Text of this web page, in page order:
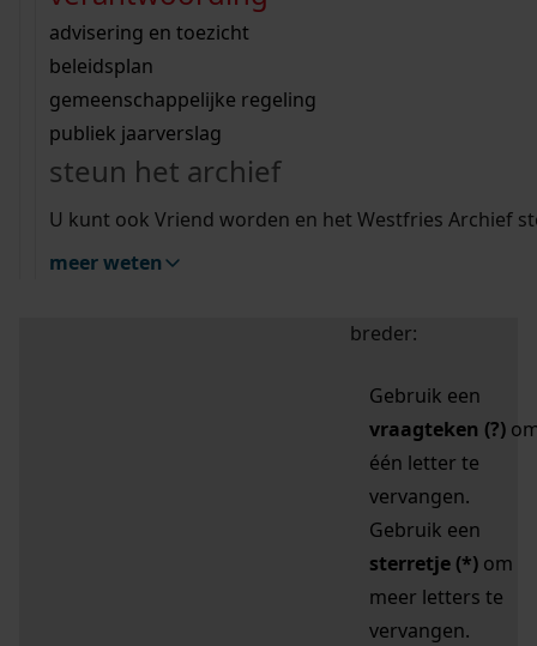
bouwvergunningen
omgevingsvergunningen
vergunningen
beeld en geluid
uitleg nodig?
Wij helpen u op weg met een aantal zoektips.
bekijk alle zoektips
Wij helpen u op weg met een aantal zoektips.
bekijk alle zoektips
bekijk ons geschiedenislokaal
advisering en toezicht
beleidsplan
gemeenschappelijke regeling
publiek jaarverslag
steun het archief
U kunt ook Vriend worden en het Westfries Archief
meer weten
zoektips
Mijn Studiezaal (inloggen)
uw zoekopdracht te
breder:
Gebruik een
vraagteken (?)
één letter te
vervangen.
Gebruik een
sterretje (*) om
meer letters te
vervangen.